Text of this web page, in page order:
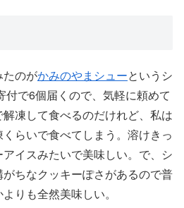
たのがかみのやまシューというシ
付で6個届くので、気軽に頼めて
凍して食べるのだけれど、私は
らいで食べてしまう。溶けきっ
イスみたいで美味しい。で、シ
ちなクッキーぽさがあるので普
りも全然美味しい。